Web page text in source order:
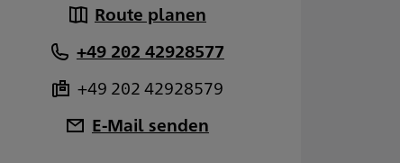
Route planen
+49 202 42928577
+49 202 42928579
E-Mail senden